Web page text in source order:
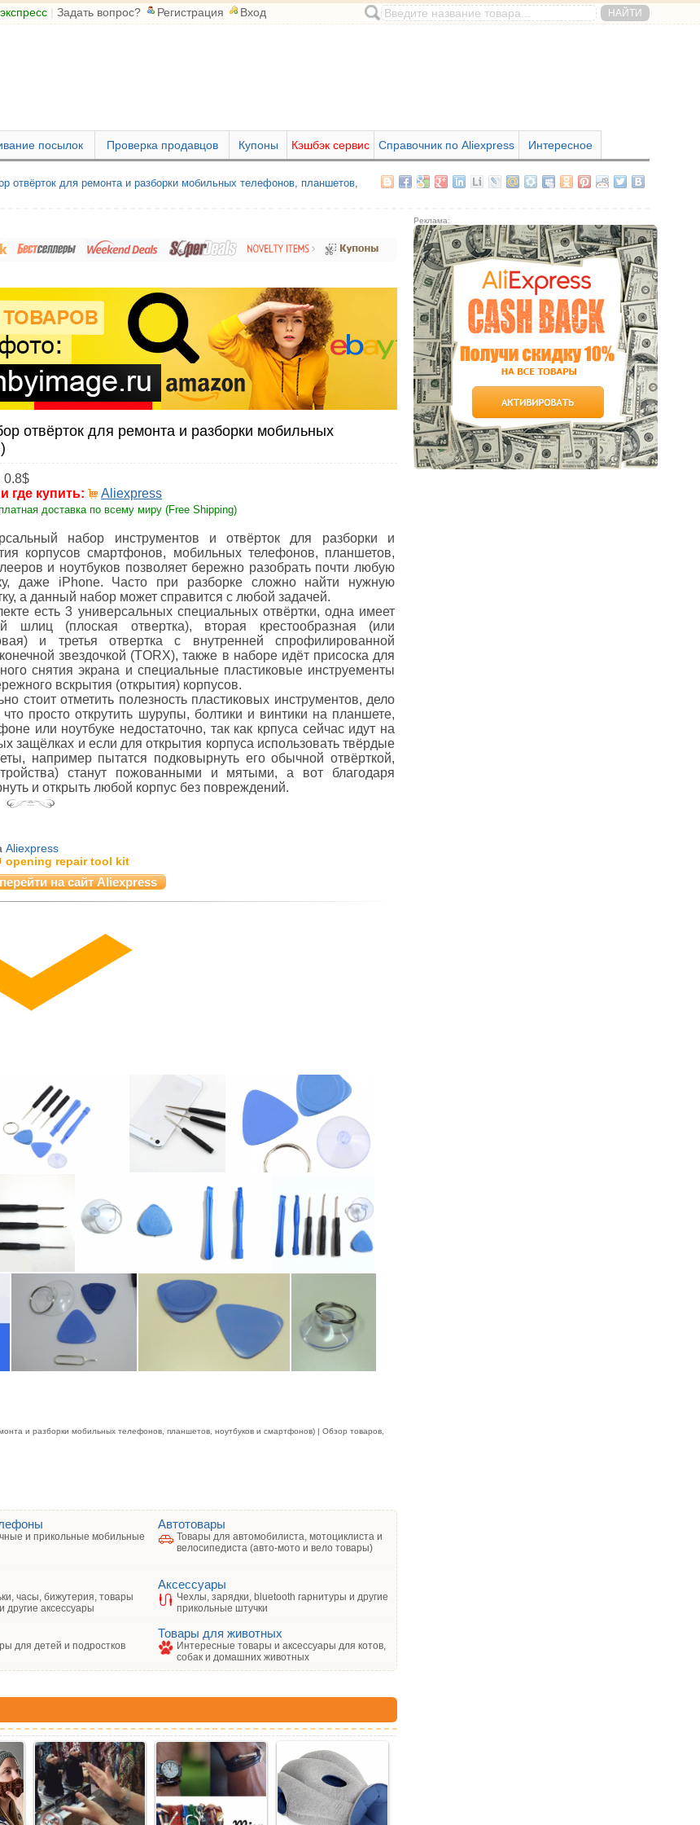
| Задать вопрос? Регистрация Вход
посылок Проверка продавцов Купоны Кэшбэк сервис Справочник по Aliexpress Интересное
отвёрток для ремонта и разборки мобильных телефонов, планшетов,
отвёрток для ремонта и разборки мобильных
0.8$
и где купить:
Aliexpress
доставка по всему миру (Free Shipping)
набор инструментов и отвёрток для разборки и
корпусов смартфонов, мобильных телефонов, планшетов,
и ноутбуков позволяет бережно разобрать почти любую
даже iPhone. Часто при разборке сложно найти нужную
а данный набор может справится с любой задачей.
есть 3 универсальных специальных отвёртки, одна имеет
шлиц (плоская отвертка), вторая крестообразная (или
и третья отвертка с внутренней спрофилированной
звездочкой (TORX), также в наборе идёт присоска для
снятия экрана и специальные пластиковые инструементы
вскрытия (открытия) корпусов.
стоит отметить полезность пластиковых инструментов, дело
просто открутить шурупы, болтики и винтики на планшете,
или ноутбуке недостаточно, так как крпуса сейчас идут на
защёлках и если для открытия корпуса использовать твёрдые
например пытатся подковырнуть его обычной отвёрткой,
станут пожованными и мятыми, а вот благодаря
и открыть любой корпус без повреждений.
Aliexpress
opening repair tool kit
на сайт Aliexpress
и разборки мобильных телефонов, планшетов, ноутбуков и смартфонов) | Обзор товаров,
и прикольные мобильные
Автотовары
Товары для автомобилиста, мотоциклиста и
велосипедиста (авто-мото и вело товары)
часы, бижутерия, товары
другие аксессуары
Аксессуары
Чехлы, зарядки, bluetooth гарнитуры и другие
прикольные штучки
для детей и подростков
Товары для животных
Интересные товары и аксессуары для котов,
собак и домашних животных
Реклама: